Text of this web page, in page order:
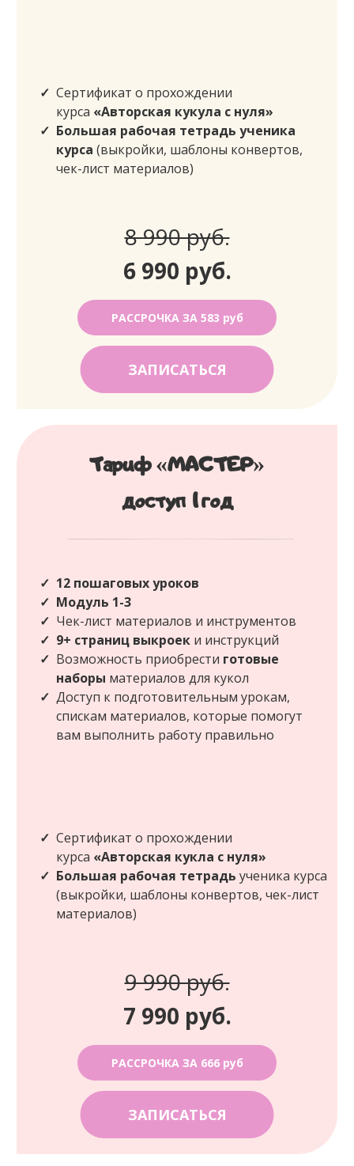
Сертификат о прохождении
курса «Авторская кукула с нуля»
Большая рабочая тетрадь ученика
курса (выкройки, шаблоны конвертов,
чек-лист материалов)
8 990 руб.
6 990 руб.
РАССРОЧКА ЗА 583 руб
ЗАПИСАТЬСЯ
Тариф «МАСТЕР»
доступ 1 год
12 пошаговых уроков
Модуль 1-3
Чек-лист материалов и инструментов
9+ страниц выкроеки инструкций
Возможность приобрести готовые
наборы материалов для кукол
Доступ к подготовительным урокам,
спискам материалов, которые помогут
вам выполнить работу правильно
Сертификат о прохождении
курса «Авторская кукла с нуля»
Большая рабочая тетрадь ученика курса
(выкройки, шаблоны конвертов, чек-лист
материалов)
9 990 руб.
7 990 руб.
РАССРОЧКА ЗА 666 руб
ЗАПИСАТЬСЯ